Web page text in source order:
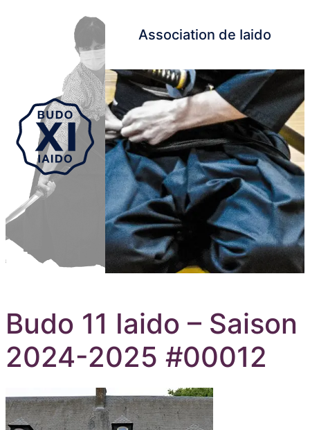
Association de Iaido
Budo 11 Iaido – Saison
2024-2025 #00012